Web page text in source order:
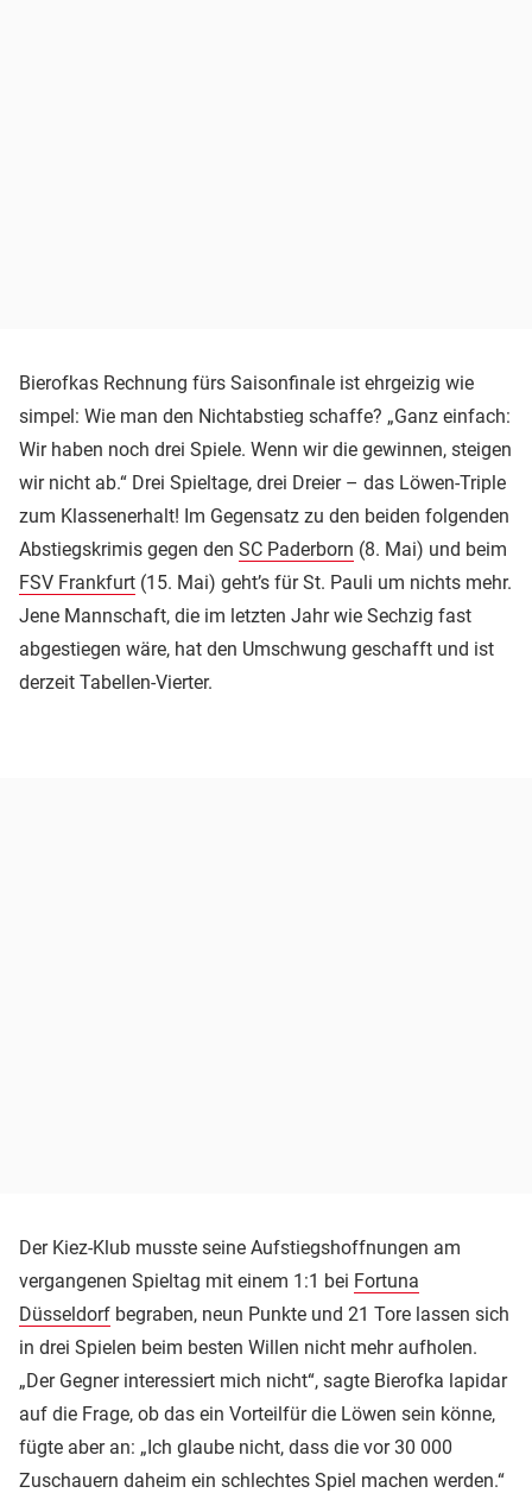
Bierofkas Rechnung fürs Saisonfinale ist ehrgeizig wie
simpel: Wie man den Nichtabstieg schaffe? „Ganz einfach:
Wir haben noch drei Spiele. Wenn wir die gewinnen, steigen
wir nicht ab.“ Drei Spieltage, drei Dreier – das Löwen-Triple
zum Klassenerhalt! Im Gegensatz zu den beiden folgenden
Abstiegskrimis gegen den SC Paderborn (8. Mai) und beim
FSV Frankfurt (15. Mai) geht’s für St. Pauli um nichts mehr.
Jene Mannschaft, die im letzten Jahr wie Sechzig fast
abgestiegen wäre, hat den Umschwung geschafft und ist
derzeit Tabellen-Vierter.
Der Kiez-Klub musste seine Aufstiegshoffnungen am
vergangenen Spieltag mit einem 1:1 bei Fortuna
Düsseldorf begraben, neun Punkte und 21 Tore lassen sich
in drei Spielen beim besten Willen nicht mehr aufholen.
„Der Gegner interessiert mich nicht“, sagte Bierofka lapidar
auf die Frage, ob das ein Vorteilfür die Löwen sein könne,
fügte aber an: „Ich glaube nicht, dass die vor 30 000
Zuschauern daheim ein schlechtes Spiel machen werden.“